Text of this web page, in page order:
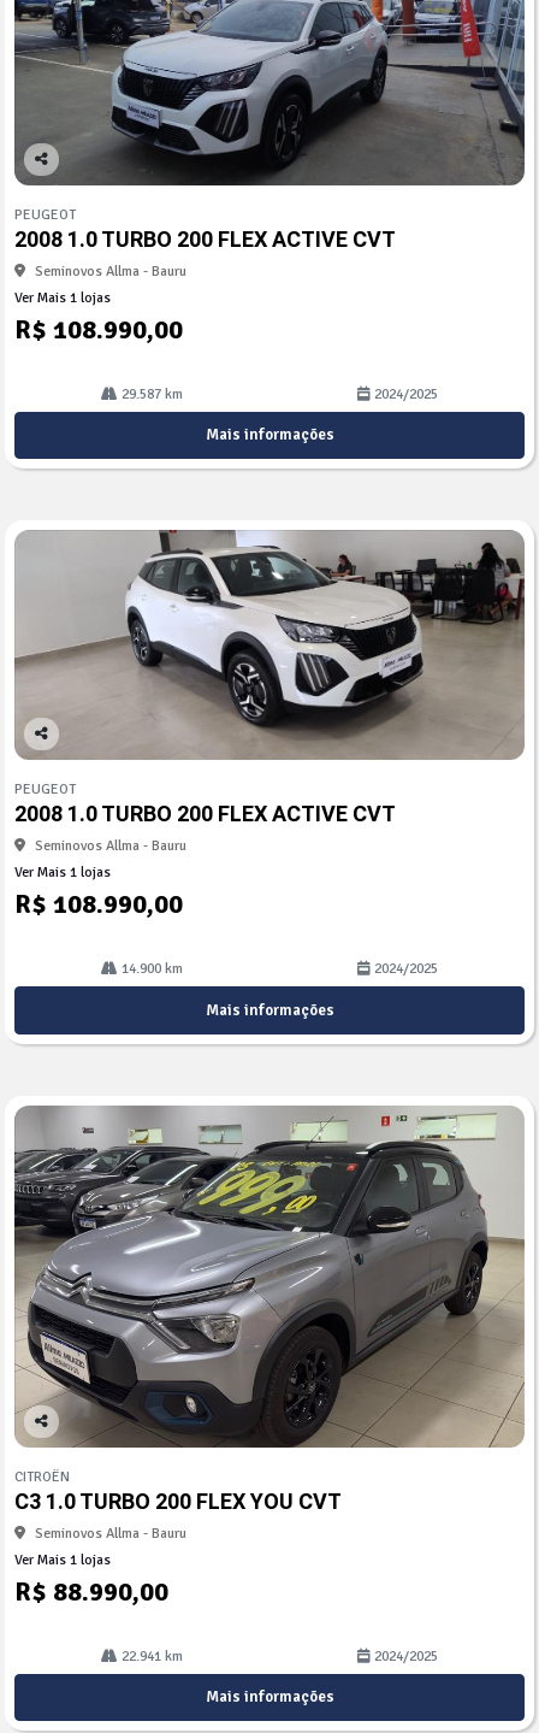
Co
arti
lhe
PEUGEOT
2008 1.0 TURBO 200 FLEX ACTIVE CVT
Seminovos Allma - Bauru
Ver Mais 1 lojas
R$ 108.990,00
29.587 km 2024/2025
Mais informações
Co
arti
lhe
PEUGEOT
2008 1.0 TURBO 200 FLEX ACTIVE CVT
Seminovos Allma - Bauru
Ver Mais 1 lojas
R$ 108.990,00
14.900 km 2024/2025
Mais informações
Co
arti
lhe
CITROËN
C3 1.0 TURBO 200 FLEX YOU CVT
Seminovos Allma - Bauru
Ver Mais 1 lojas
R$ 88.990,00
22.941 km 2024/2025
Mais informações